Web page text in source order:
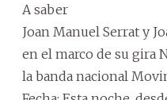
A saber
Joan Manuel Serrat y
en el marco de su gira
la banda nacional